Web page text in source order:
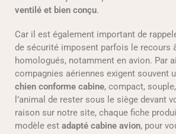
ventilé et bien conçu.
Car il est également important de
de sécurité imposent parfois le recours
homologués, notamment en avion. Par
compagnies aériennes exigent souvent
chien conforme cabine, compact,
l’animal de rester sous le siège devant
raison sur notre site, chaque fiche
modèle est adapté cabine avion, pour